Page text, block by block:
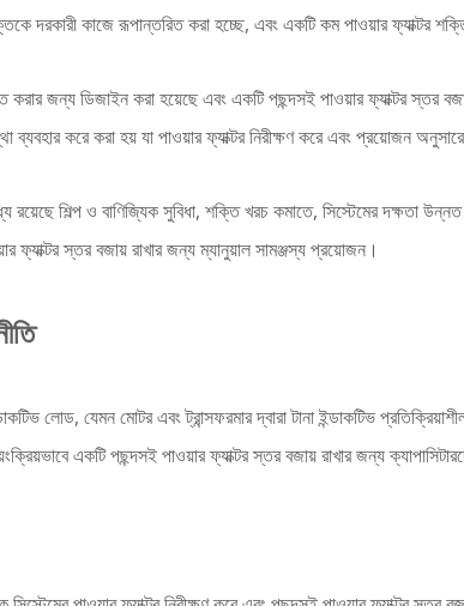
দরকারী কাজে রূপান্তরিত করা হচ্ছে, এবং একটি কম পাওয়ার ফ্যাক্টর
করার জন্য ডিজাইন করা হয়েছে এবং একটি পছন্দসই পাওয়ার ফ্যাক্টর স্তর
করে করা হয় যা পাওয়ার ফ্যাক্টর নিরীক্ষণ করে এবং প্রয়োজন
রয়েছে শিল্প ও বাণিজ্যিক সুবিধা, শক্তি খরচ কমাতে, সিস্টেমের দক্ষতা
ফ্যাক্টর স্তর বজায় রাখার জন্য ম্যানুয়াল সামঞ্জস্য প্রয়োজন।
লোড, যেমন মোটর এবং ট্রান্সফরমার দ্বারা টানা ইন্ডাকটিভ
একটি পছন্দসই পাওয়ার ফ্যাক্টর স্তর বজায় রাখার জন্য